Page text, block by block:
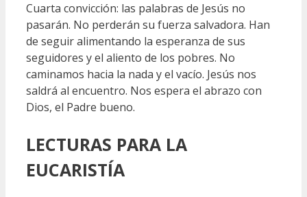
Cuarta convicción: las palabras de Jesús no
pasarán. No perderán su fuerza salvadora. Han
de seguir alimentando la esperanza de sus
seguidores y el aliento de los pobres. No
caminamos hacia la nada y el vacío. Jesús nos
saldrá al encuentro. Nos espera el abrazo con
Dios, el Padre bueno.
LECTURAS PARA LA
EUCARISTÍA